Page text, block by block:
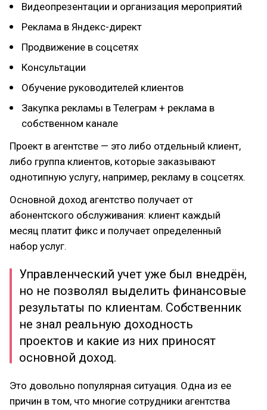
Видеопрезентации и организация мероприятий
Реклама в Яндекс-директ
Продвижение в соцсетях
Консультации
Обучение руководителей клиентов
Закупка рекламы в Телеграм + реклама в
собственном канале
Проект в агентстве — это либо отдельный клиент,
либо группа клиентов, которые заказывают
однотипную услугу, например, рекламу в соцсетях.
Основной доход агентство получает от
абонентского обслуживания: клиент каждый
месяц платит фикс и получает определенный
набор услуг.
Управленческий учет уже был внедрён,
но не позволял выделить финансовые
результаты по клиентам. Собственник
не знал реальную доходность
проектов и какие из них приносят
основной доход.
Это довольно популярная ситуация. Одна из ее
причин в том, что многие сотрудники агентства